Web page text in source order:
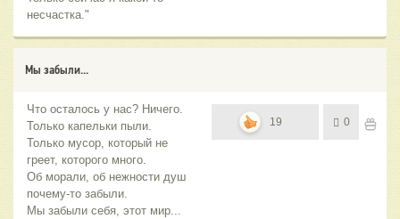
несчастка."
Мы забыли...
Что осталось у нас? Ничего.
Только капельки пыли.
Только мусор, который не
греет, которого много.
Об морали, об нежности душ
почему-то забыли.
Мы забыли себя, этот мир...
19 0